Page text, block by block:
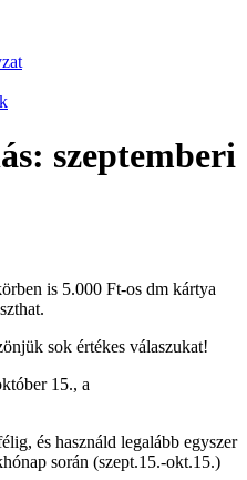
szeptemberi
is 5.000 Ft-os dm kártya
sok értékes válaszukat!
15., a
és használd legalább egyszer
során (szept.15.-okt.15.)